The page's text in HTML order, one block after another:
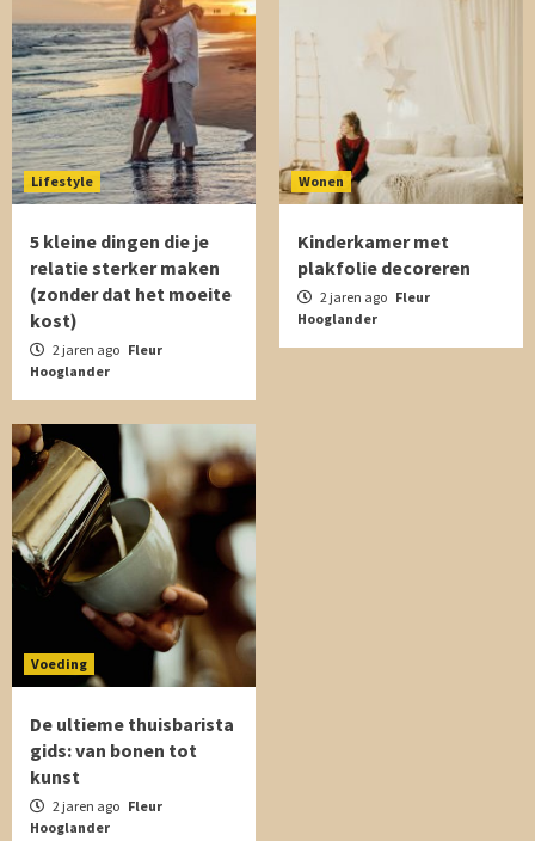
Lifestyle
5 kleine dingen die je
relatie sterker maken
(zonder dat het moeite
kost)
2 jaren ago Fleur
Hooglander
Wonen
Kinderkamer met
plakfolie decoreren
2 jaren ago Fleur
Hooglander
Voeding
De ultieme thuisbarista
gids: van bonen tot
kunst
2 jaren ago Fleur
Hooglander